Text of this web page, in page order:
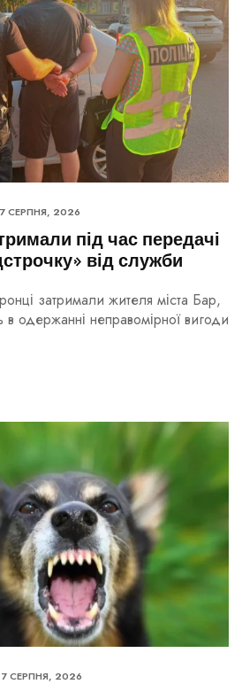
7 СЕРПНЯ, 2026
під час передачі
від служби
затримали жителя міста Бар,
в одержанні неправомірної вигоди
7 СЕРПНЯ, 2026